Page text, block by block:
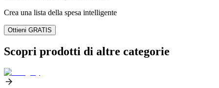
Crea una lista della spesa intelligente
Ottieni GRATIS
Scopri prodotti di altre categorie